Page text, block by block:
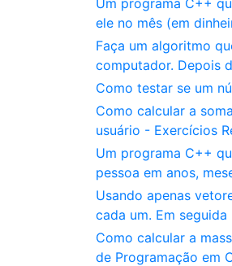
Um programa C++
ele no mês (em
Faça um algoritmo
computador. Depois
Como testar se um
Como calcular a
usuário - Exercícios
Um programa C++
pessoa em anos,
Usando apenas
cada um. Em
Como calcular a
de Programação em